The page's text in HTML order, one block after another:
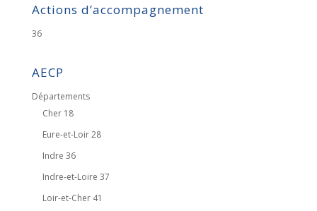
Actions d’accompagnement
36
AECP
Départements
Cher 18
Eure-et-Loir 28
Indre 36
Indre-et-Loire 37
Loir-et-Cher 41